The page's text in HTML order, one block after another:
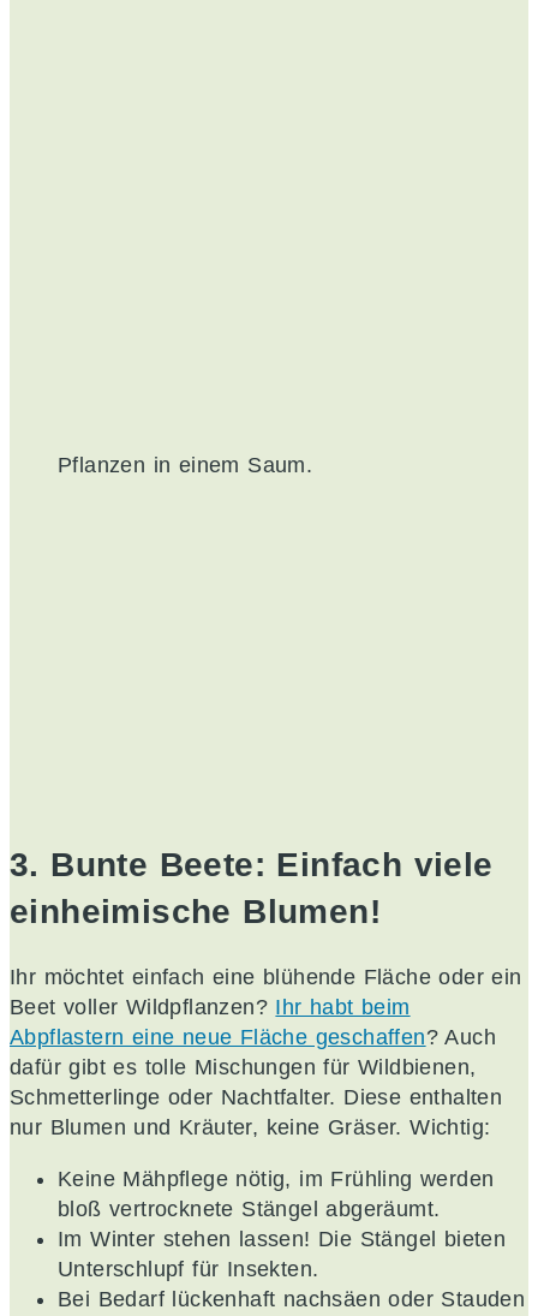
Pflanzen in einem Saum.
3. Bunte Beete: Einfach viele
einheimische Blumen!
Ihr möchtet einfach eine blühende Fläche oder ein
Beet voller Wildpflanzen? Ihr habt beim
Abpflastern eine neue Fläche geschaffen? Auch
dafür gibt es tolle Mischungen für Wildbienen,
Schmetterlinge oder Nachtfalter. Diese enthalten
nur Blumen und Kräuter, keine Gräser. Wichtig:
Keine Mähpflege nötig, im Frühling werden
bloß vertrocknete Stängel abgeräumt.
Im Winter stehen lassen! Die Stängel bieten
Unterschlupf für Insekten.
Bei Bedarf lückenhaft nachsäen oder Stauden